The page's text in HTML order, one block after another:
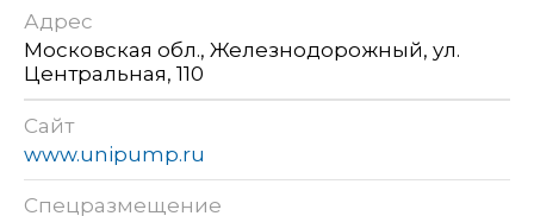
Адрес
Московская обл., Железнодорожный, ул.
Центральная, 110
Сайт
www.unipump.ru
Спецразмещение